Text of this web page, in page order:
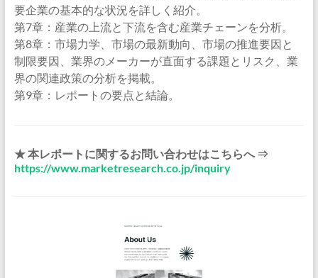
要企業の基本的な状況を詳しく紹介。
第7章：産業の上流と下流を含む産業チェーンを分析。
第8章：市場力学、市場の最新動向、市場の推進要因と
制限要因、業界のメーカーが直面する課題とリスク、業
界の関連政策の分析を掲載。
第9章：レポートの要点と結論。
★ 本レポートに関するお問い合わせはこちらへ ⇒
https://www.marketresearch.co.jp/inquiry